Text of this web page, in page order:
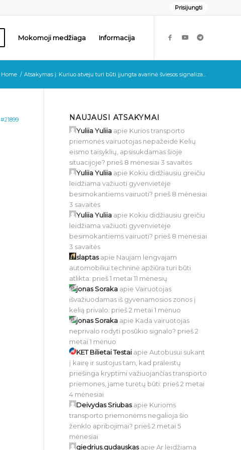
Prisijungti
Mokomoji medžiaga Informacija
Home / Atsakymas į: Kuriuo atveju turi būti įjungta avarinė šviesos signaliza...
#21899 NAUJAUSI ATSAKYMAI
Yuliia Yuliia apie Kurios transporto
priemonės vairuotojas nepažeidė Kelių
eismo taisyklių, apsisukdamas šioje
situacijoje? prieš 8 mėnesiai 3 savaitės
Yuliia Yuliia apie Kokiu didžiausiu greičiu
leidžiama važiuoti gyvenvietėje
besimokantiems vairuoti? prieš 8 mėnesiai
3 savaitės
Yuliia Yuliia apie Kokiu didžiausiu greičiu
leidžiama važiuoti gyvenvietėje
besimokantiems vairuoti? prieš 8 mėnesiai
3 savaitės
slaptasapie Naujam lengvajam
automobiliui techninė apžiūra turi būti
atlikta: prieš 1 metai 11 mėnesių
jonas Soraka apieVairuotojas
išvažiuodamas iš gyvenamosios zonos į
kelią privalo: prieš 2 metai 1 mėnuo
jonas Soraka apie Kada vairuotojas
neprivalo rodyti posūkio signalo? prieš 2
metai 1 mėnuo
KET Bilietai Testai apieAutobusui sukant
į kairę ir sustojus tam, kad praleistų
priešinga kryptimi važiuojančias transporto
priemones, jame turėtų būti: prieš 2 metai
4 mėnesiai
Deivydas Sriubasapie Kurioms
transporto priemonėms negalioja šio
ženklo apribojimai? prieš 2 metai 5
mėnesiai
giedrius.gudauskasapieAr leidžiama